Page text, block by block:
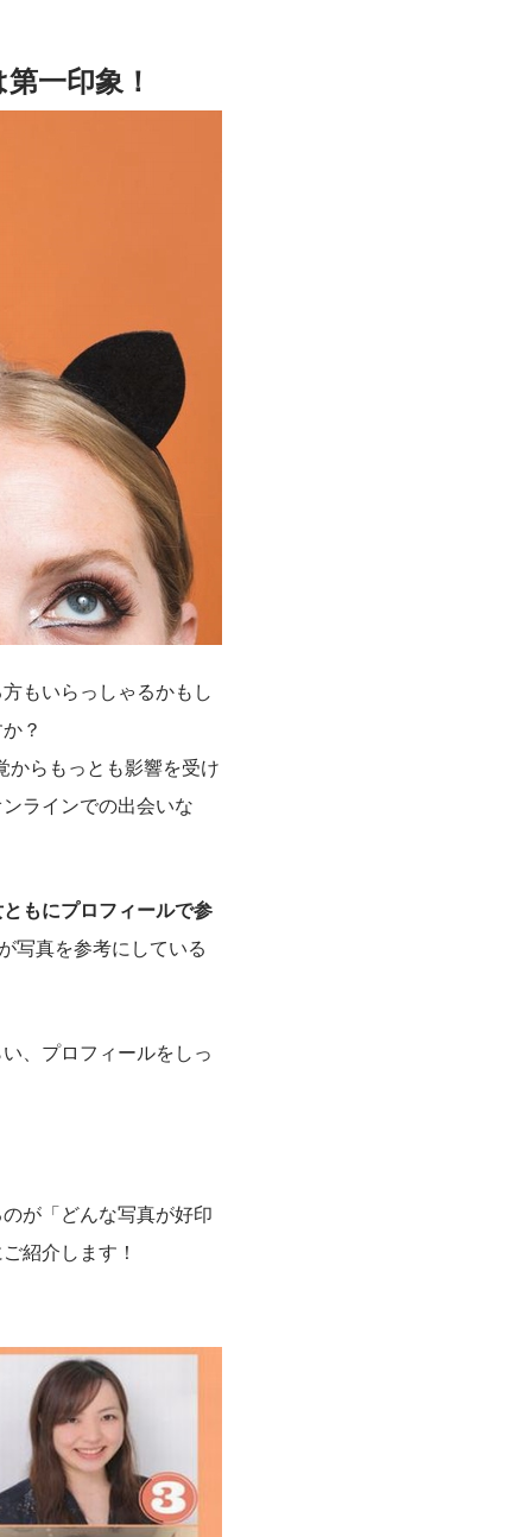
一印象！
もいらっしゃるかもし
？
からもっとも影響を受け
ラインでの出会いな
もにプロフィールで参
写真を参考にしている
、プロフィールをしっ
が「どんな写真が好印
紹介します！